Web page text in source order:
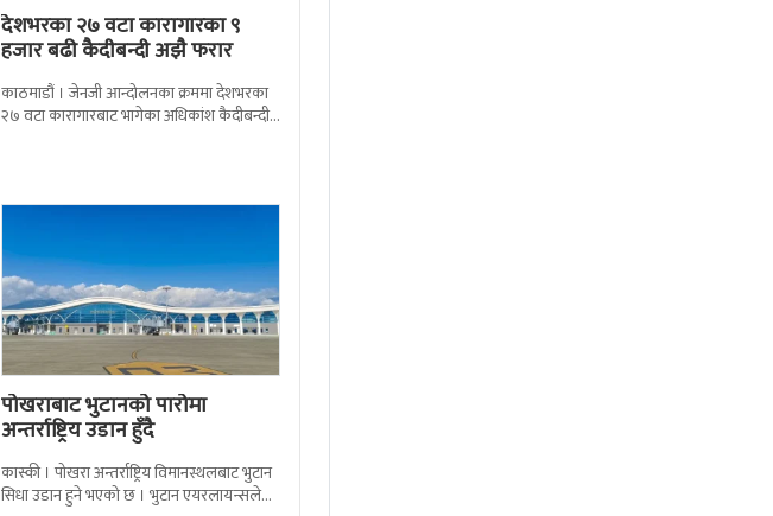
देशभरका २७ वटा कारागारका ९
हजार बढी कैदीबन्दी अझै फरार
काठमाडौं । जेनजी आन्दोलनका क्रममा देशभरका
२७ वटा कारागारबाट भागेका अधिकांश कैदीबन्दी
पोखराबाट भुटानको पारोमा
अन्तर्राष्ट्रिय उडान हुँदै
कास्की । पोखरा अन्तर्राष्ट्रिय विमानस्थलबाट भुटान
सिधा उडान हुने भएको छ । भुटान एयरलायन्सले